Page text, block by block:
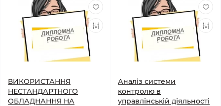
ВИКОРИСТАННЯ
НЕСТАНДАРТНОГО
ОБЛАДНАННЯ НА
Аналіз системи
контролю в
управлінській діяльності